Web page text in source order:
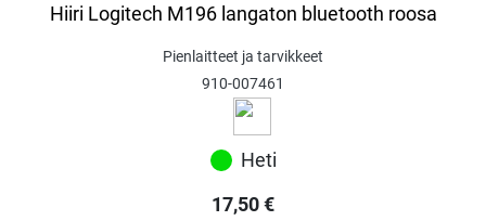
Hiiri Logitech M196 langaton bluetooth roosa
Pienlaitteet ja tarvikkeet
910-007461
Heti
17,50€